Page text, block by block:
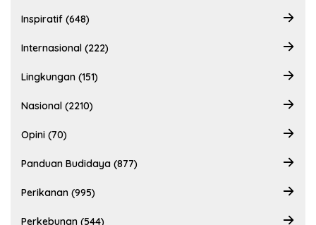
Inspiratif (648)
Internasional (222)
Lingkungan (151)
Nasional (2210)
Opini (70)
Panduan Budidaya (877)
Perikanan (995)
Perkebunan (544)